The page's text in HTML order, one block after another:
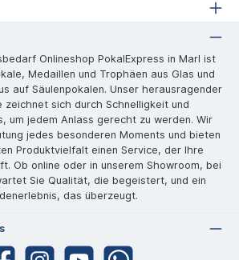
Onlineshop PokalExpress in Marl ist
Medaillen und Trophäen aus Glas und
auf Säulenpokalen. Unser herausragender
zeichnet sich durch Schnelligkeit und
um jedem Anlass gerecht zu werden. Wir
jedes besonderen Moments und bieten
Produktvielfalt einen Service, der Ihre
Ob online oder in unserem Showroom, bei
Sie Qualität, die begeistert, und ein
das überzeugt.